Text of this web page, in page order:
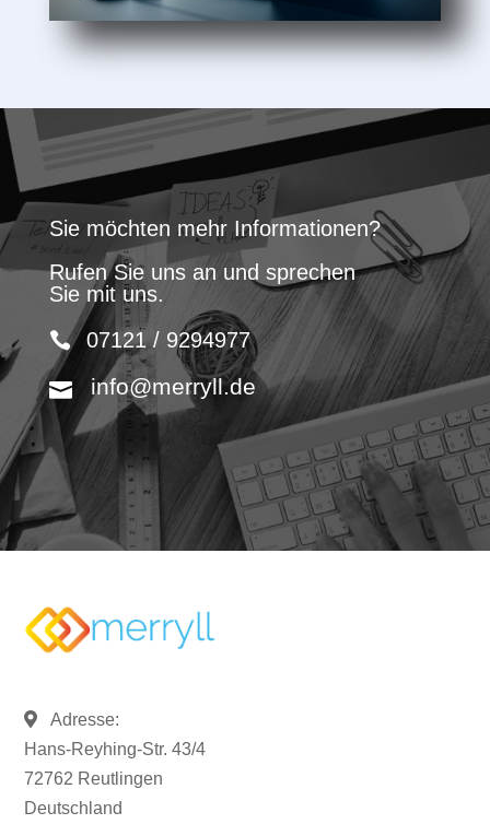
Sie möchten mehr Informationen?
Rufen Sie uns an und sprechen
Sie mit uns.
07121 / 9294977
info@merryll.de
Adresse:
Hans-Reyhing-Str. 43/4
72762 Reutlingen
Deutschland